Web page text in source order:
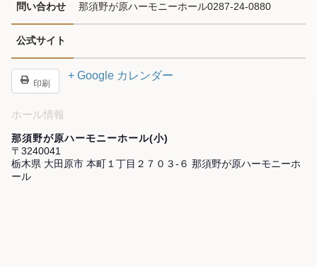
問い合わせ 那須野が原ハーモニーホール0287-24-0880
公式サイト
印刷
+ Google カレンダー
ホール情報
那須野が原ハーモニーホール(小)
〒3240041
栃木県 大田原市 本町１丁目２７０３-６ 那須野が原ハーモニーホ
ール